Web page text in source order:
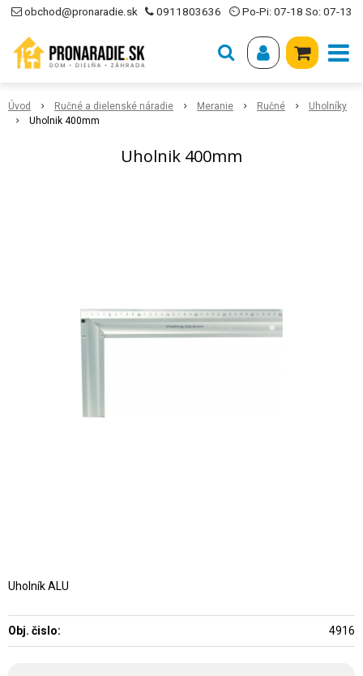
obchod@pronaradie.sk 0911803636 ⏲ Po-Pi: 07-18 So: 07-13
Úvod Ručné a dielenské náradie Meranie Ručné
Uholníky
Uholnik 400mm
Uholnik 400mm
Uholník ALU
Obj. čislo: 4916